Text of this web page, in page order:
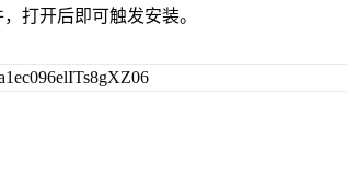
打开后即可触发安装。